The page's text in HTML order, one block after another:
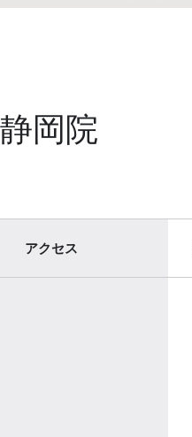
静岡院
アクセス